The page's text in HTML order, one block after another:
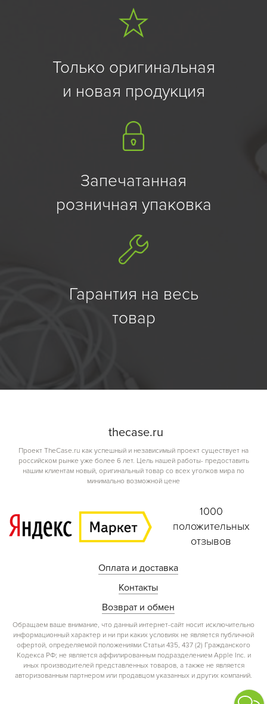
Только оригинальная
и новая продукция
Запечатанная
розничная упаковка
Гарантия на весь
товар
thecase.ru
Проект TheCase.ru как успешный и независимый проект существует на
российском рынке уже более 6 лет. Цель нашей работы- предоставить
нашим клиентам новый, оригинальный товар со всех уголков мира по
минимально возможной цене
1000
положительных
отзывов
Оплата и доставка
Контакты
Возврат и обмен
Обращаем ваше внимание, что данный интернет-сайт носит исключительно
информационный характер и ни при каких условиях не является публичной
офертой, определяемой положениями Статьи 435, 437 (2) Гражданского
Кодекса РФ; не является аффилированным подразделением Apple Inc. и
иных производителей представленных товаров, а также не является
авторизованным партнером или продавцом указанных и других компаний.